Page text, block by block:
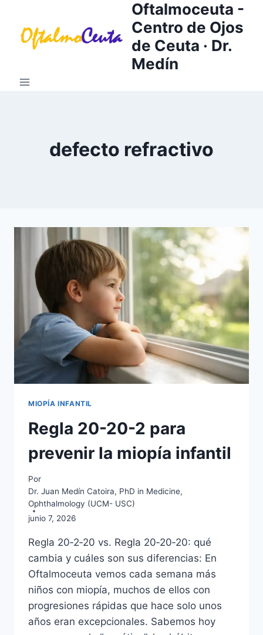
contenido
Oftalmoceuta -
Centro de Ojos
de Ceuta · Dr.
Medín
defecto refractivo
MIOPÍA INFANTIL
Regla 20-20-2 para
prevenir la miopía infantil
Por
Dr. Juan Medín Catoira, PhD in Medicine,
Ophthalmology (UCM- USC)
junio 7, 2026
Regla 20‑2‑20 vs. Regla 20‑20‑20: qué
cambia y cuáles son sus diferencias: En
Oftalmoceuta vemos cada semana más
niños con miopía, muchos de ellos con
progresiones rápidas que hace solo unos
años eran excepcionales. Sabemos hoy